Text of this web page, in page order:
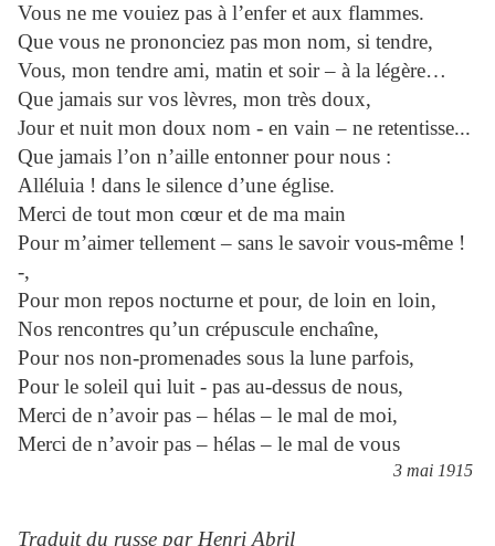
Vous ne me vouiez pas à l’enfer et aux flammes.
Que vous ne prononciez pas mon nom, si tendre,
Vous, mon tendre ami, matin et soir – à la légère…
Que jamais sur vos lèvres, mon très doux,
Jour et nuit mon doux nom - en vain – ne retentisse...
Que jamais l’on n’aille entonner pour nous :
Alléluia ! dans le silence d’une église.
Merci de tout mon cœur et de ma main
Pour m’aimer tellement – sans le savoir vous-même !
-,
Pour mon repos nocturne et pour, de loin en loin,
Nos rencontres qu’un crépuscule enchaîne,
Pour nos non-promenades sous la lune parfois,
Pour le soleil qui luit - pas au-dessus de nous,
Merci de n’avoir pas – hélas – le mal de moi,
Merci de n’avoir pas – hélas – le mal de vous
3 mai 1915
Traduit du russe par Henri Abril